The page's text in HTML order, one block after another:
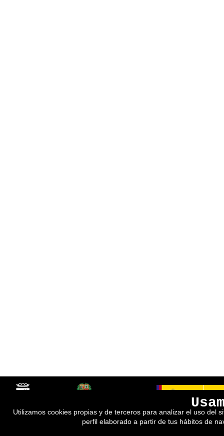
Utilizamos cookies propias y de terceros para analizar el uso del
perfil elaborado a partir de tus hábitos de